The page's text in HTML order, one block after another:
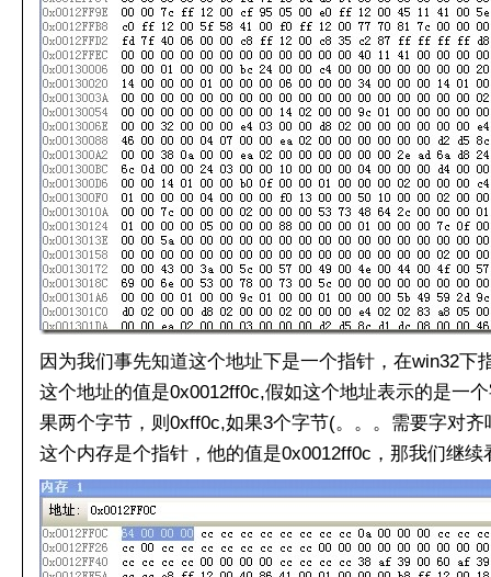
因为我们事先知道这个地址下是一个指针，在win32下
这个地址的值是0x0012ff0c,假如这个地址表示的是一
果两个字节，则0xff0c,如果3个字节(。。。需要字对
这个内存是个指针，他的值是0x0012ff0c，那我们继